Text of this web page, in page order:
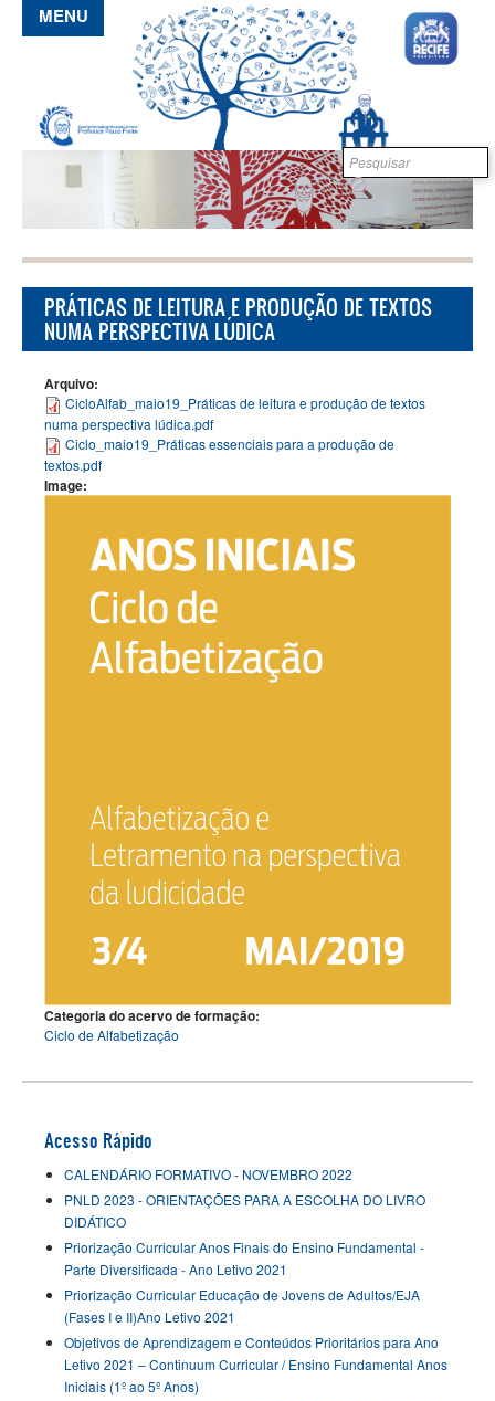
Pular para o conteúdo principal
Formulário de
busca
MENU
PRÁTICAS DE LEITURA E PRODUÇÃO DE TEXTOS
NUMA PERSPECTIVA LÚDICA
Arquivo:
CicloAlfab_maio19_Práticas de leitura e produção de textos
numa perspectiva lúdica.pdf
Ciclo_maio19_Práticas essenciais para a produção de
textos.pdf
Image:
Categoria do acervo de formação:
Ciclo de Alfabetização
Acesso Rápido
CALENDÁRIO FORMATIVO - NOVEMBRO 2022
PNLD 2023 - ORIENTAÇÕES PARA A ESCOLHA DO LIVRO
DIDÁTICO
Priorização Curricular Anos Finais do Ensino Fundamental -
Parte Diversificada - Ano Letivo 2021
Priorização Curricular Educação de Jovens de Adultos/EJA
(Fases I e II)Ano Letivo 2021
Objetivos de Aprendizagem e Conteúdos Prioritários para Ano
Letivo 2021 – Continuum Curricular / Ensino Fundamental Anos
Iniciais (1º ao 5º Anos)